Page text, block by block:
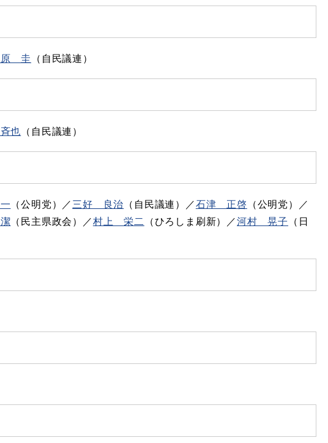
原 圭 （自民議連）
也 （自民議連）
（公明党）​／三好 良治 （自民議連）／​​石津 正啓 （公明党）／​
（民主県政会）／​村上 栄二 （ひろしま刷新）／​河村 晃子 （日